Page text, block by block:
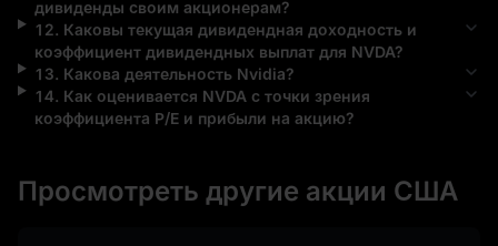
дивиденды своим акционерам?
12. Каковы текущая дивидендная доходность и
коэффициент дивидендных выплат для NVDA?
13. Какова деятельность Nvidia?
14. Как оценивается NVDA с точки зрения
коэффициента P/E и прибыли на акцию?
Просмотреть другие акции США